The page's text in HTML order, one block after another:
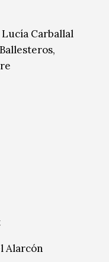
Lucía Carballal
Alarcón